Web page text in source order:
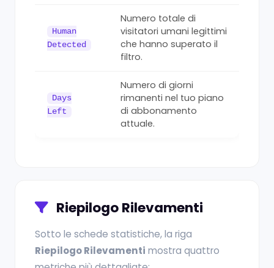
Human
Detected
Numero totale di
visitatori umani legittimi
che hanno superato il
filtro.
Days
Left
Numero di giorni
rimanenti nel tuo piano
di abbonamento
attuale.
Riepilogo Rilevamenti
Sotto le schede statistiche, la riga
Riepilogo Rilevamenti mostra quattro